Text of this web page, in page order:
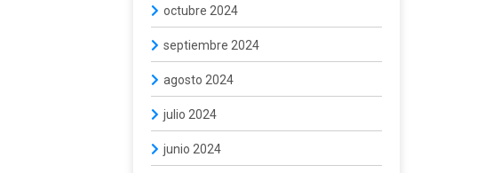
octubre 2024
septiembre 2024
agosto 2024
julio 2024
junio 2024